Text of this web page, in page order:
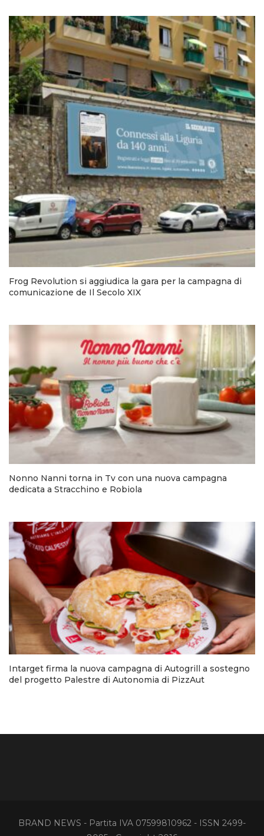
Frog Revolution si aggiudica la gara per la campagna di
comunicazione de Il Secolo XIX
Nonno Nanni torna in Tv con una nuova campagna
dedicata a Stracchino e Robiola
Intarget firma la nuova campagna di Autogrill a sostegno
del progetto Palestre di Autonomia di PizzAut
BRAND NEWS - Partita IVA 07599810962 - ISSN 2499-